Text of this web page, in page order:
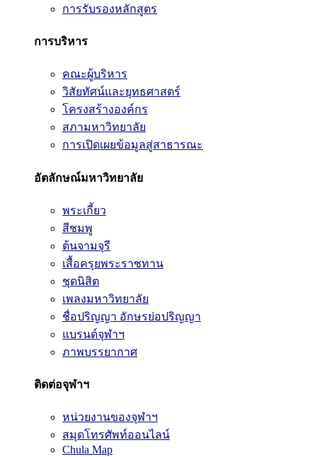
การรับรองหลักสูตร
การบริหาร
คณะผู้บริหาร
วิสัยทัศน์และยุทธศาสตร์
โครงสร้างองค์กร
สภามหาวิทยาลัย
การเปิดเผยข้อมูลสู่สาธารณะ
อัตลักษณ์มหาวิทยาลัย
พระเกี้ยว
สีชมพู
ต้นจามจุรี
เสื้อครุยพระราชทาน
ชุดนิสิต
เพลงมหาวิทยาลัย
ชื่อปริญญา อักษรย่อปริญญา
แบรนด์จุฬาฯ
ภาพบรรยากาศ
ติดต่อจุฬาฯ
หน่วยงานของจุฬาฯ
สมุดโทรศัพท์ออนไลน์
Chula Map